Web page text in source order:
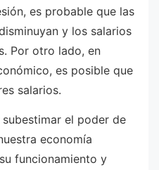
es probable que las
y los salarios
Por otro lado, en
es posible que
salarios.
el poder de
economía
funcionamiento y